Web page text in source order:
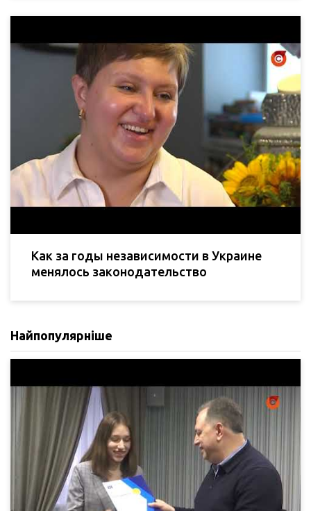
Как за годы независимости в Украине
менялось законодательство
Найпопулярніше